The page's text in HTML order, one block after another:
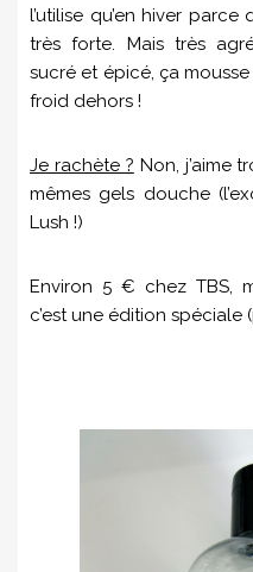
l’utilise qu’en hiver
très forte. Mais très
sucré et épicé, ça
froid dehors !
Je rachète ? Non, j’aime
mêmes gels douche
Lush !)
Environ 5 € chez TBS,
c’est une édition spéciale